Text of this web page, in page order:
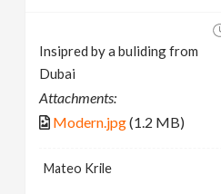
Insipred by a buliding from
Dubai
Attachments:
Modern.jpg(1.2 MB)
Mateo Krile